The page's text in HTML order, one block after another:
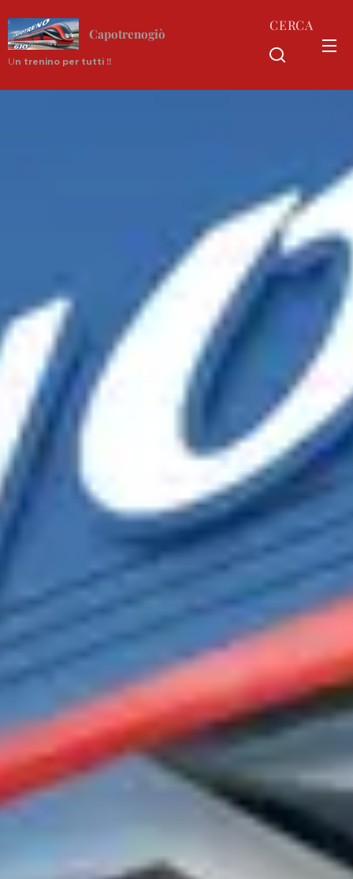
Capotrenogiò
Un trenino per tutti !!
CERCA